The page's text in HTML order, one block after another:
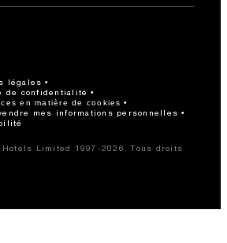
légales
de confidentialité
en matière de cookies
mes informations personnelles
Hotels Limited 1997-2026. Tous droits